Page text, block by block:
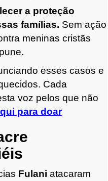
a proteção
famílias. Sem ação
meninas cristãs
esses casos e
Cada
voz pelos que não
para doar
Fulani atacaram